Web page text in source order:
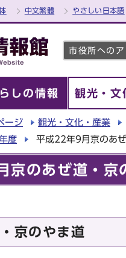
中文繁體 やさしい日本語
市役所へのア
しの情報 観光・文
ージ 観光・文化・産業
度
平成22年9月京のあ
京のあぜ道・
京のやま道